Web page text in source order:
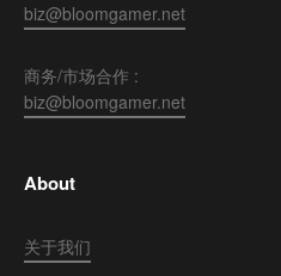
biz@bloomgamer.net
商务/市场合作 :
biz@bloomgamer.net
About
关于我们